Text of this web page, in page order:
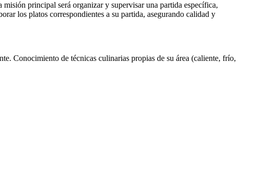
principal será organizar y supervisar una partida específica,
los platos correspondientes a su partida, asegurando calidad y
Conocimiento de técnicas culinarias propias de su área (caliente, frío,